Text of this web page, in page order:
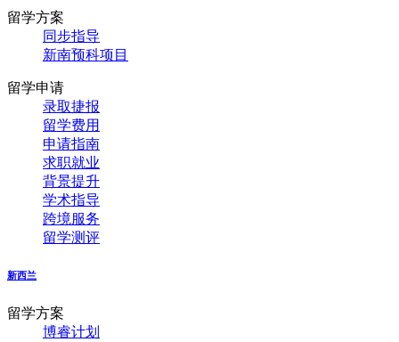
留学方案
同步指导
新南预科项目
留学申请
录取捷报
留学费用
申请指南
求职就业
背景提升
学术指导
跨境服务
留学测评
新西兰
留学方案
博睿计划